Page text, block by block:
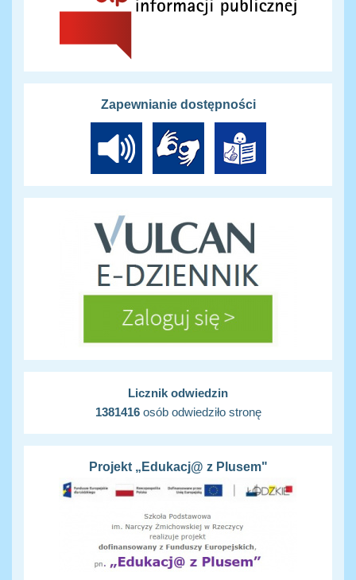
Zapewnianie dostępności
Licznik odwiedzin
1381416osób odwiedziło stronę
Projekt „Edukacj@ z Plusem"